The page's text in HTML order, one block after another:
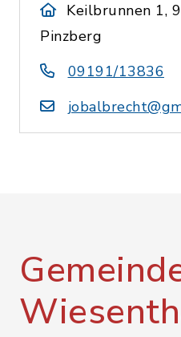
Keilbrunnen 1,
Pinzberg
09191/13836